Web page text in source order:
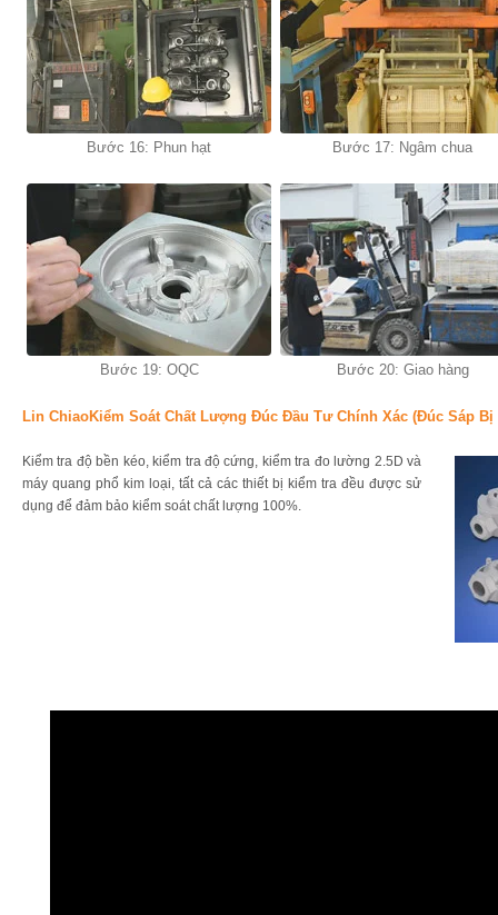
Bước 16: Phun hạt Bước 17: Ngâm chua
Bước 19: OQC Bước 20: Giao hàng
Lin ChiaoKiểm Soát Chất Lượng Đúc Đầu Tư Chính Xác (đúc Sáp Bị
Kiểm tra độ bền kéo, kiểm tra độ cứng, kiểm tra đo lường 2.5D và
máy quang phổ kim loại, tất cả các thiết bị kiểm tra đều được sử
dụng để đảm bảo kiểm soát chất lượng 100%.